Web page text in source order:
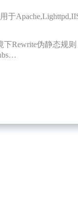
于
下Rewrite伪静态规